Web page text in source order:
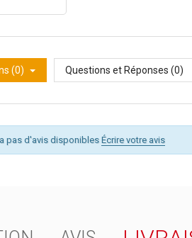
(0) Questions et Réponses (0)
pas d'avis disponibles Écrire votre avis